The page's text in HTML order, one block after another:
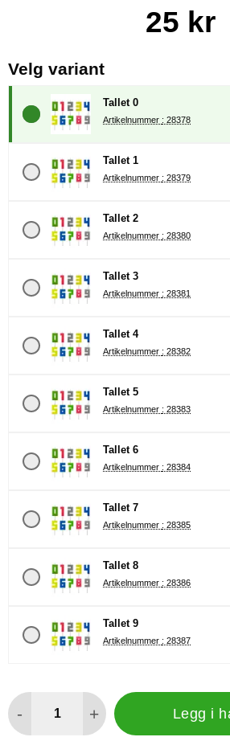
Handle dette produktet, Kakelys
pris
25 kr
Velg variant, (å velge en
Tallet 0
Artikelnummer : 28378
Tallet 1
Artikelnummer : 28379
Tallet 2
Artikelnummer : 28380
Tallet 3
Artikelnummer : 28381
Tallet 4
Artikelnummer : 28382
Tallet 5
Artikelnummer : 28383
Tallet 6
Artikelnummer : 28384
Tallet 7
Artikelnummer : 28385
Tallet 8
Artikelnummer : 28386
Tallet 9
Artikelnummer : 28387
- + Legg i